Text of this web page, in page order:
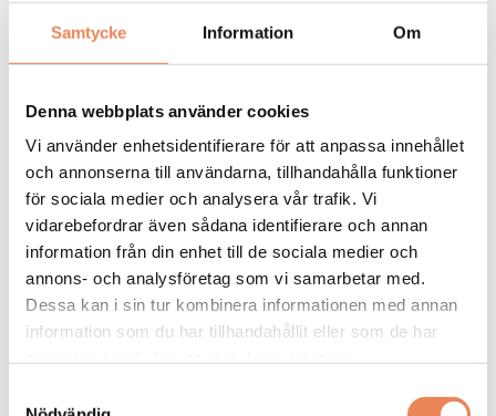
Samtycke Information Om
Denna webbplats använder cookies
Vi använder enhetsidentifierare för att anpassa innehållet
och annonserna till användarna, tillhandahålla funktioner
för sociala medier och analysera vår trafik. Vi
vidarebefordrar även sådana identifierare och annan
information från din enhet till de sociala medier och
annons- och analysföretag som vi samarbetar med.
Dessa kan i sin tur kombinera informationen med annan
information som du har tillhandahållit eller som de har
Inez Harring går tredje året på Hotell- och
turismprogrammet på gymnasiet. Under
reception och med konferenser, till frukost,
servering, bokningssystem och att bemöta
människor professionellt och personligt.
– Vissa gäster vill prata och ställer frågor, andra vill
bara checka in och vara ifred. Jag har lärt mig att
ibland är det bästa att ta ett steg tillbaka. Att
förstå gränser är jätteviktigt, säger hon.
Inez gjorde sin APL (Arbetsplatsförlagt lärande) i
som frukostvärdinna på helgerna. Hennes arbetsdag